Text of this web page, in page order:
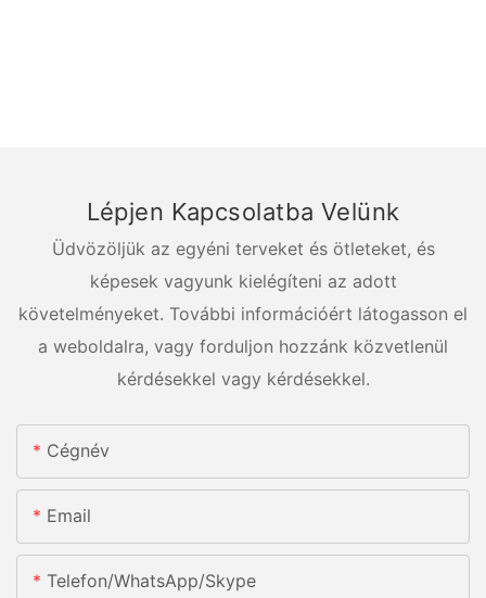
Lépjen Kapcsolatba Velünk
Üdvözöljük az egyéni terveket és ötleteket, és
képesek vagyunk kielégíteni az adott
követelményeket. További információért látogasson el
a weboldalra, vagy forduljon hozzánk közvetlenül
kérdésekkel vagy kérdésekkel.
Cégnév
Email
Telefon/WhatsApp/Skype